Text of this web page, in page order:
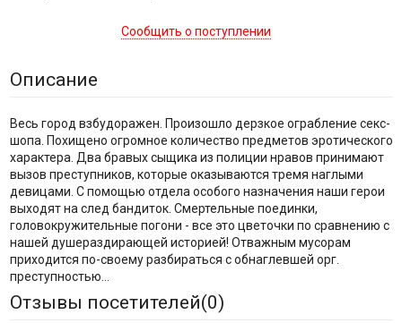
Сообщить о поступлении
Описание
Весь город взбудоражен. Произошло дерзкое ограбление секс-
шопа. Похищено огромное количество предметов эротического
характера. Два бравых сыщика из полиции нравов принимают
вызов преступников, которые оказываются тремя наглыми
девицами. С помощью отдела особого назначения наши герои
выходят на след бандиток. Смертельные поединки,
головокружительные погони - все это цветочки по сравнению с
нашей душераздирающей историей! Отважным мусорам
приходится по-своему разбираться с обнаглевшей орг.
преступностью...
Отзывы посетителей(0)